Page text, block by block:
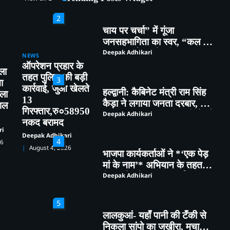
NEWS
ऑपरेशन प्रहार के
तहत पुलिस की बड़ी
कार्रवाई, जुआ खेलते
13
गिरफ्तार,रु०58950
नकद बरामद
Deepak Adhikari
August 4, 2026
मांगपत्र
2
चाय पर चर्चा” में गूंजा
जनसहभागिता का स्वर, “कल का
कालाढूंगी कैसा हो” विषय पर हुआ
Deepak Adhikari
3
हल्द्वानी: कैबिनेट मंत्री राम सिंह
कैड़ा ने लगाया जनता दरबार, मौके
पर सुनीं समस्याएं, अधिकारियों को
Deepak Adhikari
4
भाजपा कार्यकर्ताओं ने *‘एक पेड़
मां के नाम’* अभियान के तहत
किया पौधारोपण तथा पर्यावरण
Deepak Adhikari
5
लालकुआं- यहाँ पानी की टँकी से
निकला सांपो का जखीरा, मचा